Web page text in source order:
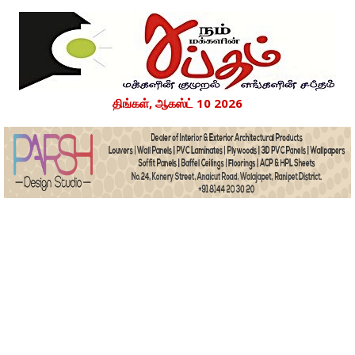
திங்கள், ஆகஸ்ட் 10 2026